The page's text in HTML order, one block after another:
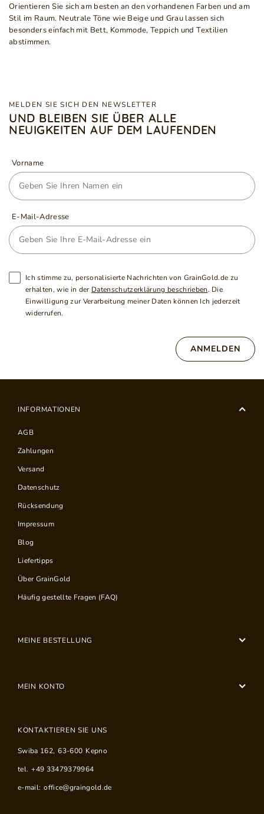
Orientieren Sie sich am besten an den vorhandenen Farben und am
Stil im Raum. Neutrale Töne wie Beige und Grau lassen sich
besonders einfach mit Bett, Kommode, Teppich und Textilien
abstimmen.
MELDEN SIE SICH DEN NEWSLETTER
UND BLEIBEN SIE ÜBER ALLE
NEUIGKEITEN AUF DEM LAUFENDEN
Vorname
E-Mail-Adresse
Ich stimme zu, personalisierte Nachrichten von GrainGold.de zu
erhalten, wie in der Datenschutzerklärung beschrieben. Die
Einwilligung zur Verarbeitung meiner Daten können Ich jederzeit
widerrufen.
ANMELDEN
INFORMATIONEN
AGB
Zahlungen
Versand
Datenschutz
Rücksendung
Impressum
Blog
Liefertipps
Über GrainGold
Häufig gestellte Fragen (FAQ)
MEINE BESTELLUNG
MEIN KONTO
KONTAKTIEREN SIE UNS
Swiba 162, 63-600 Kepno
tel. +49 33479379964
e-mail: office@graingold.de